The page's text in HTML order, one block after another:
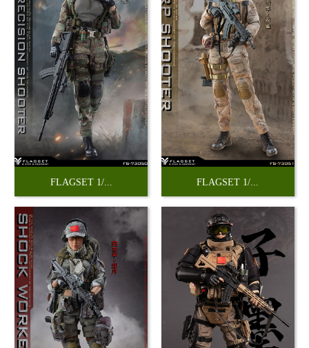
FLAGSET 1/... FLAGSET 1/...